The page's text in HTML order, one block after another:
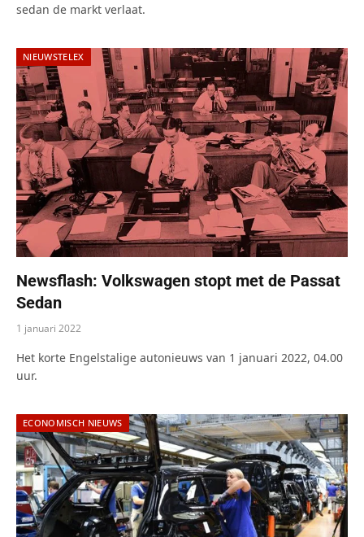
sedan de markt verlaat.
NIEUWSTELEX
Newsflash: Volkswagen stopt met de Passat
Sedan
1 januari 2022
Het korte Engelstalige autonieuws van 1 januari 2022, 04.00
uur.
ECONOMISCH NIEUWS